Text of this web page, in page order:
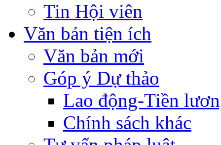
Tin Hội viên
Văn bản tiện ích
Văn bản mới
Góp ý Dự thảo
Lao động-Tiền
Chính sách khác